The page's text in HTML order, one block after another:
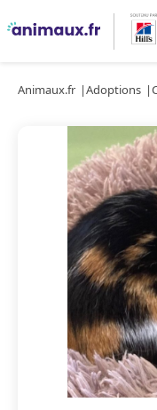
Animaux.fr Adoptions